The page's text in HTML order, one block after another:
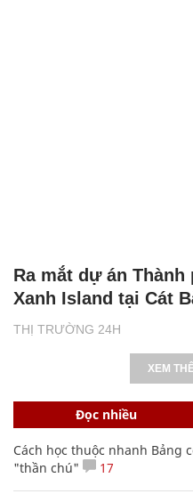
THỊ TRƯỜNG 24H
Ra mắt dự án
Xanh Island tại Cát
XEM
Đọc nhiều
Cách học thuộc nhanh Bảng
"thần chú"
17